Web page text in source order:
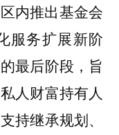
内推出基金会
服务扩展新阶
最后阶段，旨
人财富持有人
持继承规划、